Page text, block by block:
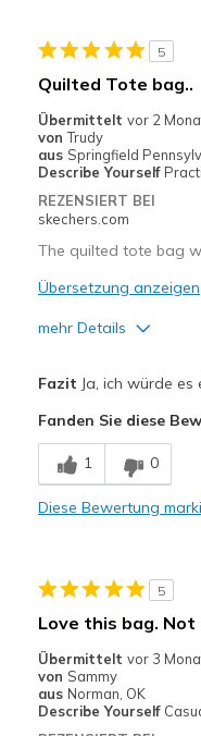
Geeignete
Going Out
Sizing
View On Shoes
5
Quilted Tote bag..
Übermittelt vor 2
von Trudy
aus Springfield
Describe Yourself
REZENSIERT BEI
skechers.com
The quilted tote bag
Übersetzung anzeigen
mehr Details
Geeignete
Travel
View On Shoes
Fazit Ja, ich würde es
Fanden Sie diese
1 0
Diese Bewertung
5
Love this bag. Not
Übermittelt vor 3
von Sammy
aus Norman, OK
Describe Yourself